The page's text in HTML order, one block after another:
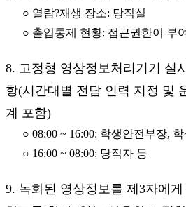
○ 열람?재생 장소: 당직실
○ 출입통제 현황: 접근권한이 부
8. 고정형 영상정보처리기기 실
항(시간대별 전담 인력 지정 및
계 포함)
○ 08:00 ~ 16:00: 학생안전부장,
○ 16:00 ~ 08:00: 당직자 등
9. 녹화된 영상정보를 제3자에